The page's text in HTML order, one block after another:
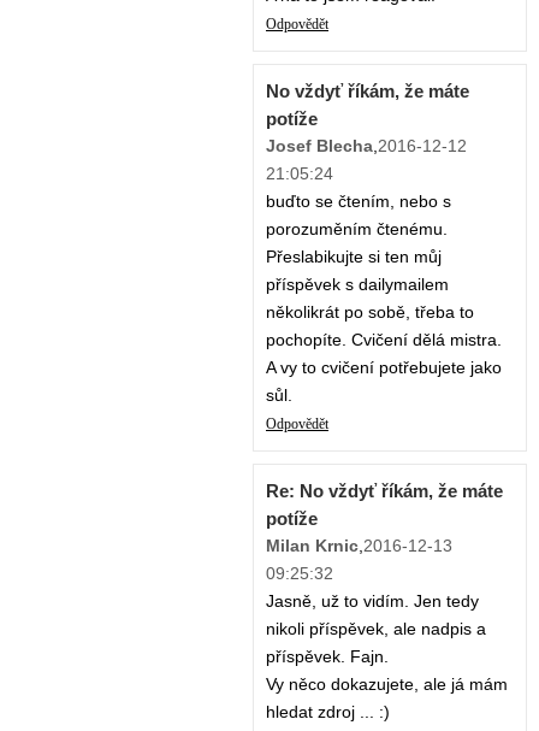
Odpovědět
No vždyť říkám, že máte
potíže
Josef Blecha,2016-12-12
21:05:24
buďto se čtením, nebo s
porozuměním čtenému.
Přeslabikujte si ten můj
příspěvek s dailymailem
několikrát po sobě, třeba to
pochopíte. Cvičení dělá mistra.
A vy to cvičení potřebujete jako
sůl.
Odpovědět
Re: No vždyť říkám, že máte
potíže
Milan Krnic,2016-12-13
09:25:32
Jasně, už to vidím. Jen tedy
nikoli příspěvek, ale nadpis a
příspěvek. Fajn.
Vy něco dokazujete, ale já mám
hledat zdroj ... :)